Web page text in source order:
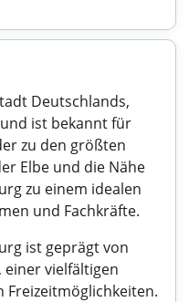
Deutschlands,
ist bekannt für
zu den größten
Elbe und die Nähe
zu einem idealen
und Fachkräfte.
ist geprägt von
vielfältigen
Freizeitmöglichkeiten.